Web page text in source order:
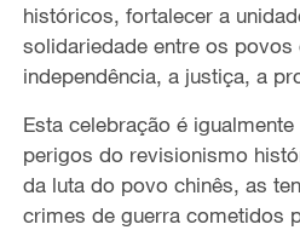
históricos, fortalecer a
solidariedade entre os povos
independência, a justiça, a
Esta celebração é
perigos do revisionismo
da luta do povo chinês, as
crimes de guerra cometidos